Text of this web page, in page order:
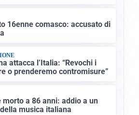
16enne comasco: accusato di
attacca l’Italia: “Revochi i
o prenderemo contromisure”
morto a 86 anni: addio a un
musica italiana